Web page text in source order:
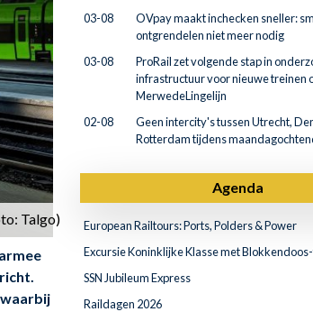
Talgo)
03-08
OVpay maakt inchecken sneller:
ontgrendelen niet meer nodig
03-08
ProRail zet volgende stap in
infrastructuur voor nieuwe treinen
MerwedeLingelijn
02-08
Geen intercity's tussen Utrecht,
Rotterdam tijdens
Agenda
European Railtours: Ports, Polders & Power
Excursie Koninklijke Klasse met
SSN Jubileum Express
Raildagen 2026